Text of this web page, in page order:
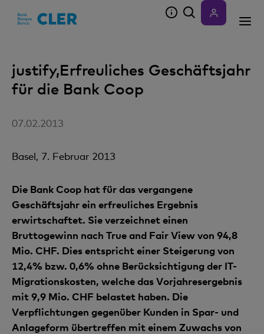
justify,Erfreuliches Geschäftsjahr
für die Bank Coop
07.02.2013
Basel, 7. Februar 2013
Die Bank Coop hat für das vergangene
Geschäftsjahr ein erfreuliches Ergebnis
erwirtschaftet. Sie verzeichnet einen
Bruttogewinn nach True and Fair View von 94,8
Mio. CHF. Dies entspricht einer Steigerung von
12,4% bzw. 0,6% ohne Berücksichtigung der IT-
Migrationskosten, welche das Vorjahresergebnis
mit 9,9 Mio. CHF belastet haben. Die
Verpflichtungen gegenüber Kunden in Spar- und
Anlageform übertreffen mit einem Zuwachs von